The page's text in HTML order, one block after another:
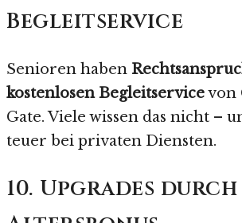
Begleitservice
Senioren haben
kostenlosen Begleitservicevon
Gate. Viele wissen das nicht –
teuer bei privaten Diensten.
10. Upgrades durch